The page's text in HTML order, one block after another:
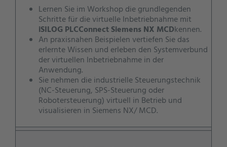
Lernen Sie im Workshop die grundlegenden
Schritte für die virtuelle Inbetriebnahme mit
iSILOG PLCConnect Siemens NX MCDkennen.
An praxisnahen Beispielen vertiefen Sie das
erlernte Wissen und erleben den Systemverbund
der virtuellen Inbetriebnahme in der
Anwendung.
Sie nehmen die industrielle Steuerungstechnik
(NC-Steuerung, SPS-Steuerung oder
Robotersteuerung) virtuell in Betrieb und
visualisieren in Siemens NX/ MCD.